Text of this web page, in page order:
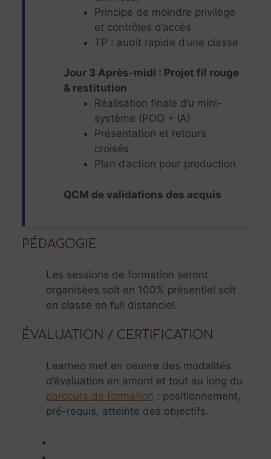
Principe de moindre privilège
et contrôles d’accès
TP : audit rapide d’une classe
Jour 3 Après-midi : Projet fil rouge
& restitution
Réalisation finale d’u mini-
système (POO + IA)
Présentation et retours
croisés
Plan d’action pour production
QCM de validations des acquis
PÉDAGOGIE
Les sessions de formation seront
organisées soit en 100% présentiel soit
en classe en full distanciel.
ÉVALUATION / CERTIFICATION
Learneo met en oeuvre des modalités
d’évaluation en amont et tout au long du
parcours de formation : positionnement,
pré-requis, atteinte des objectifs.